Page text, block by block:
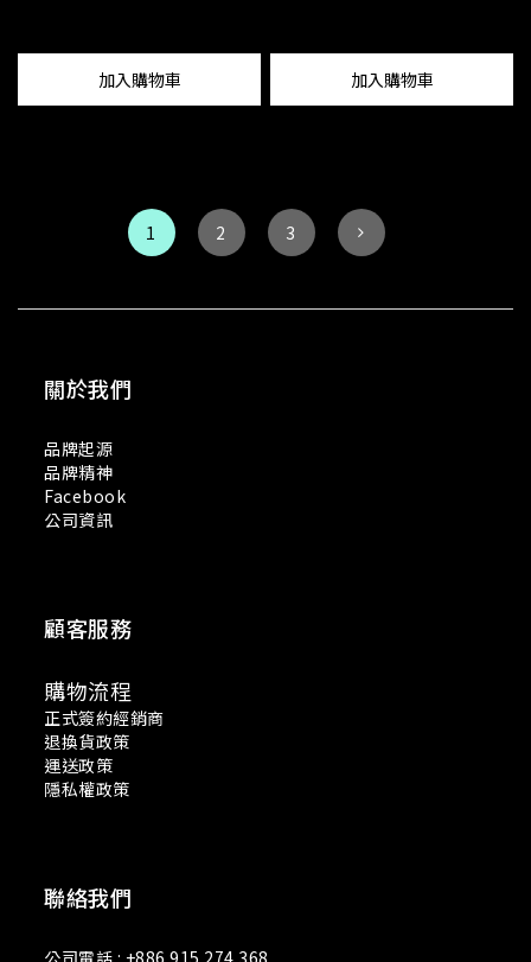
加入購物車 加入購物車
1 2 3
關於我們
品牌起源
品牌精神
Facebook
公司資訊
顧客服務
購物流程
正式簽約經銷商
退換貨政策
運送政策
隱私權政策
聯絡我們
公司電話 : +886 915 274 368